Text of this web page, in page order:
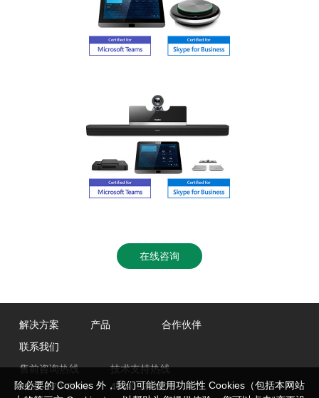
在线咨询
解决方案 产品
合作伙伴
联系我们
售前咨询热线
0592-570-2000
技术支持热线
400-057-0200
除必要的 Cookies 外，我们可能使用功能性 Cookies（包括本网站